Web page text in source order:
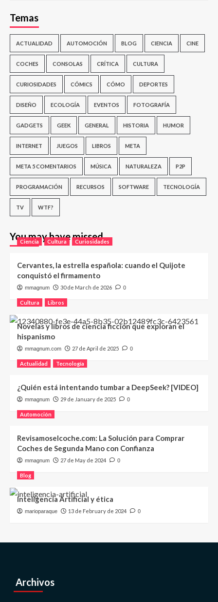
Temas
ACTUALIDAD AUTOMOCIÓN BLOG CIENCIA CINE
COCHES CONSOLAS CRÍTICA CULTURA
CURIOSIDADES CÓMICS CÓMO DEPORTES
DISEÑO ECOLOGÍA EVENTOS FOTOGRAFÍA
GADGETS GEEK GENERAL HISTORIA HUMOR
INTERNET JUEGOS LIBROS META
META 5 COMENTARIOS MÚSICA NATURALEZA P2P
PROGRAMACIÓN RECURSOS SOFTWARE TECNOLOGÍA
TV WTF?
You may have missed
Ciencia Cultura Curiosidades
Cervantes, la estrella española: cuando el Quijote
conquistó el firmamento
mmagnum 30 de March de 2026 0
Cultura Libros
Novelas y libros de ciencia ficción que exploran el
hispanismo
mmagnum.com 27 de April de 2025 0
Actualidad Tecnología
¿Quién está intentando tumbar a DeepSeek? [VIDEO]
mmagnum 29 de January de 2025 0
Automoción
Revisamoselcoche.com: La Solución para Comprar
Coches de Segunda Mano con Confianza
mmagnum 27 de May de 2024 0
Blog
Inteligencia Artificial y ética
marioparaque 13 de February de 2024 0
Archivos